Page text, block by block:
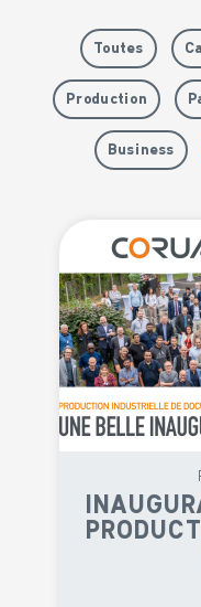
Toutes
Production
Business